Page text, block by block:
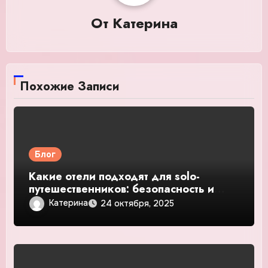
От Катерина
Похожие Записи
Блог
Какие отели подходят для solo-
путешественников: безопасность и
общение — подробное руководство и
обзор
Катерина 24 октября, 2025